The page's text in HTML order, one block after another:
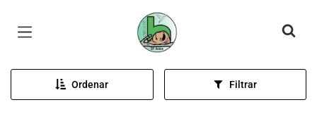
Página inicial
Ordenar Filtrar